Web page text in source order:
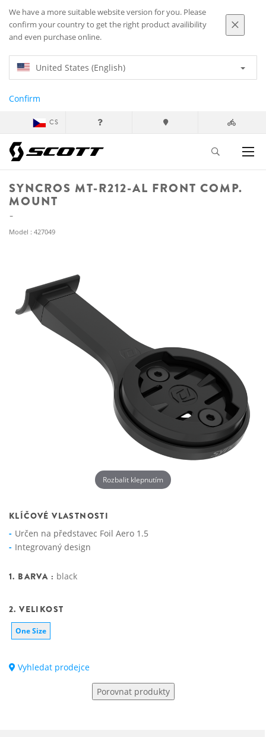
We have a more suitable website version for you. Please
confirm your country to get the right product availibility
and even purchase online.
United States (English)
Confirm
CS
SYNCROS MT-R212-AL FRONT COMP.
MOUNT
Model : 427049
Rozbalit klepnutím
KLÍČOVÉ VLASTNOSTI
Určen na představec Foil Aero 1.5
Integrovaný design
1. BARVA : black
2. VELIKOST
One Size
Vyhledat prodejce
Porovnat produkty